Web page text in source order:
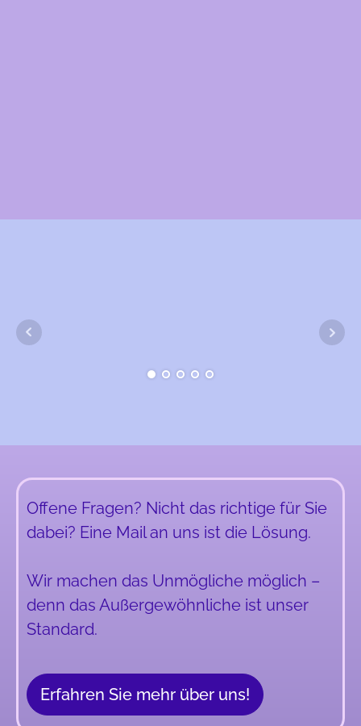
Offene Fragen? Nicht das richtige für Sie
dabei? Eine Mail an uns ist die Lösung.
Wir machen das Unmögliche möglich –
denn das Außergewöhnliche ist unser
Standard.
Erfahren Sie mehr über uns!